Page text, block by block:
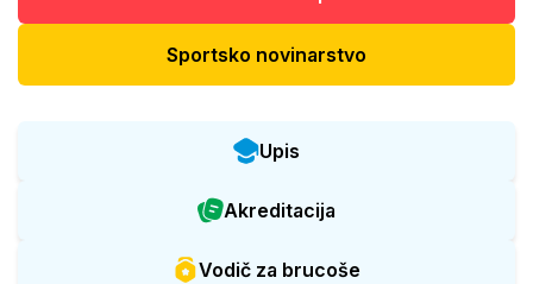
Sportsko novinarstvo
Upis
Akreditacija
Vodič za brucoše